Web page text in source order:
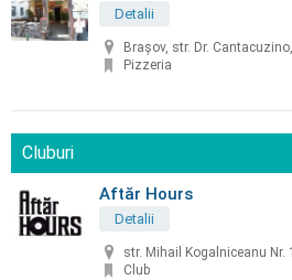
Detalii
Braşov, str. Dr. Cantacuzino,
Pizzeria
Cluburi
Aftăr Hours
Detalii
str. Mihail Kogalniceanu Nr.
Club